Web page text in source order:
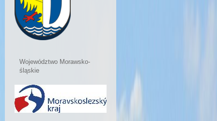
Województwo Morawsko-
śląskie